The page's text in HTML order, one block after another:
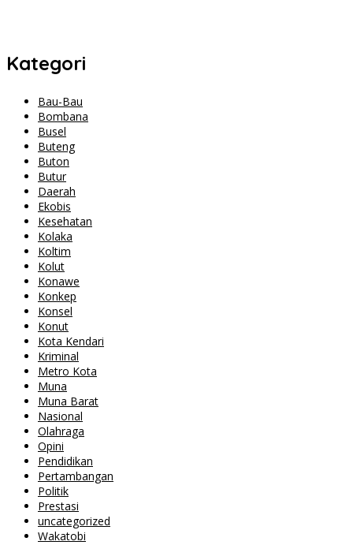
Kategori
Bau-Bau
Bombana
Busel
Buteng
Buton
Butur
Daerah
Ekobis
Kesehatan
Kolaka
Koltim
Kolut
Konawe
Konkep
Konsel
Konut
Kota Kendari
Kriminal
Metro Kota
Muna
Muna Barat
Nasional
Olahraga
Opini
Pendidikan
Pertambangan
Politik
Prestasi
uncategorized
Wakatobi